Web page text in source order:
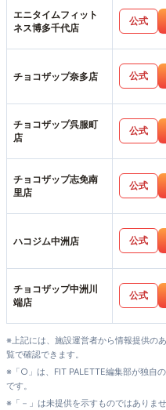
エニタイムフィット
ネス博多千代店
公式
チョコザップ奈多店 公式
チョコザップ呉服町
店
公式
チョコザップ志免南
里店
公式
ハコジム中洲店 公式
チョコザップ中洲川
端店
公式
※上記には、施設運営者から情報提供の
覧で確認できます。
※「○」は、FIT PALETTE編集部が独自
です。
※「－」は未提供を示すものではありま